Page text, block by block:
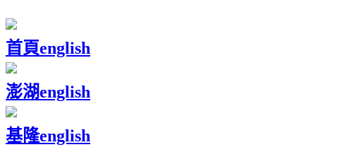
首頁english
澎湖english
基隆english